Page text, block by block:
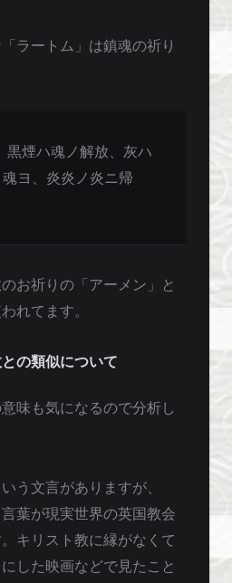
ラートム」は鎮魂の祈り
黒煙ハ魂ノ解放、灰ハ
ヨ、炎炎ノ炎ニ帰
お祈りの「アーメン」と
れてます。
の類似について
味も気になるので分析し
う文言がありますが、
言葉が現実世界の英国教会
キリスト教に縁がなくて
した映画などで見たこと